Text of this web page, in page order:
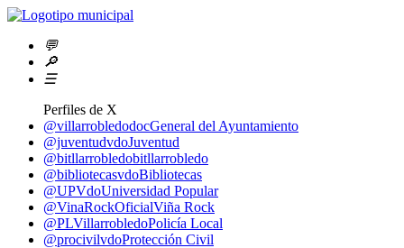
💬
🔎
☰
Perfiles de X
@villarrobledodocGeneral del Ayuntamiento
@juventudvdoJuventud
@bitllarrobledobitllarrobledo
@bibliotecasvdoBibliotecas
@UPVdoUniversidad Popular
@VinaRockOficialViña Rock
@PLVillarrobledoPolicía Local
@procivilvdoProtección Civil